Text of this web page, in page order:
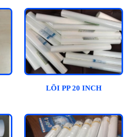
LÕI PP 20 INCH